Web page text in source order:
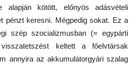
alapján kötött, előnyös adásvételi
pénzt keresni. Mégpedig sokat. Ez a
szép szocializmusban (= egypárti
keltett a főelvtársak
annyira az akkumulátorgyári szalag